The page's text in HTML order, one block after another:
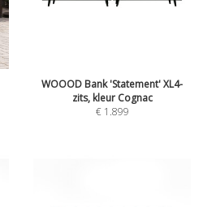
WOOOD Bank 'Statement' XL4-
zits, kleur Cognac
€ 1.899